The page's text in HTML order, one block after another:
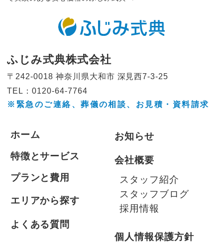
ふじみ式典株式会社
〒242-0018 神奈川県大和市 深見西7-3-25
TEL：0120-64-7764
※緊急のご連絡、葬儀の相談、 お見積・資料請求
ホーム
特徴とサービス
プランと費用
エリアから探す
よくある質問
お知らせ
会社概要
スタッフ紹介
スタッフブログ
採用情報
個人情報保護方針